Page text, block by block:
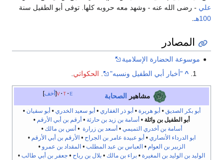
علي - رضى الله عنه - وشهد معه حروبه كلها. توفى أبو الطفيل سنة
100هـ
المصادر
موسوعة الحضارة الإسلامية
^ "أخبار أبي الطفيل ونسبه" . الحكواتي.
أخف v t e مشاهير الصحابة
أبو بكر الصديق •أبو هريرة •أبو ذر الغفاري •أبو سعيد الخدري •أبو سفيان •
أبو الطفيل بن وائلة • أسامة بن زيد بن حارثة • أرقم بن أبي الأرقم •
أسامة بن أخدري التميمي •أسعد بن زرارة •أنس بن مالك •
ابو الدرداء الأنصاري •أبو عبيدة عامر بن الجراح •الأرقم بن أبي الأرقم •
الزبير بن العوام •العباس بن عبد المطلب •المقداد بن عمرو •
الوليد بن الوليد بن المغيرة • براء بن مالك • بلال بن رباح • جعفر بن أبي طالب •